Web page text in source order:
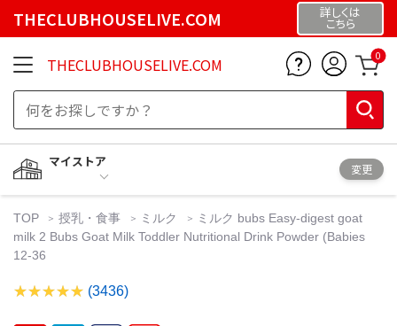
THECLUBHOUSELIVE.COM 詳しくは
こちら
THECLUBHOUSELIVE.COM 0
マイストア
変更
TOP 授乳・食事 ミルク
ミルク bubs Easy-digest goat
milk 2 Bubs Goat Milk Toddler Nutritional Drink Powder (Babies
12-36
(3436)